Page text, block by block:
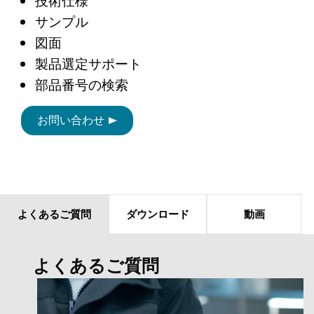
サンプル
図面
製品選定サポート
部品番号の検索
お問い合わせ
よくあるご質問 ダウンロード 動画
よくあるご質問